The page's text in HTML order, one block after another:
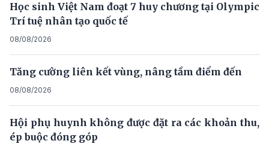
Học sinh Việt Nam đoạt 7 huy chương tại Olympic
Trí tuệ nhân tạo quốc tế
08/08/2026
Tăng cường liên kết vùng, nâng tầm điểm đến
08/08/2026
Hội phụ huynh không được đặt ra các khoản thu,
ép buộc đóng góp